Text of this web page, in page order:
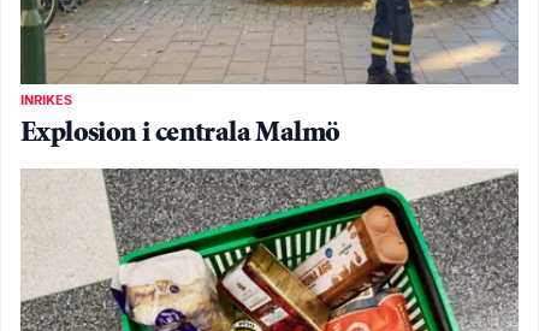
INRIKES
Explosion i centrala Malmö